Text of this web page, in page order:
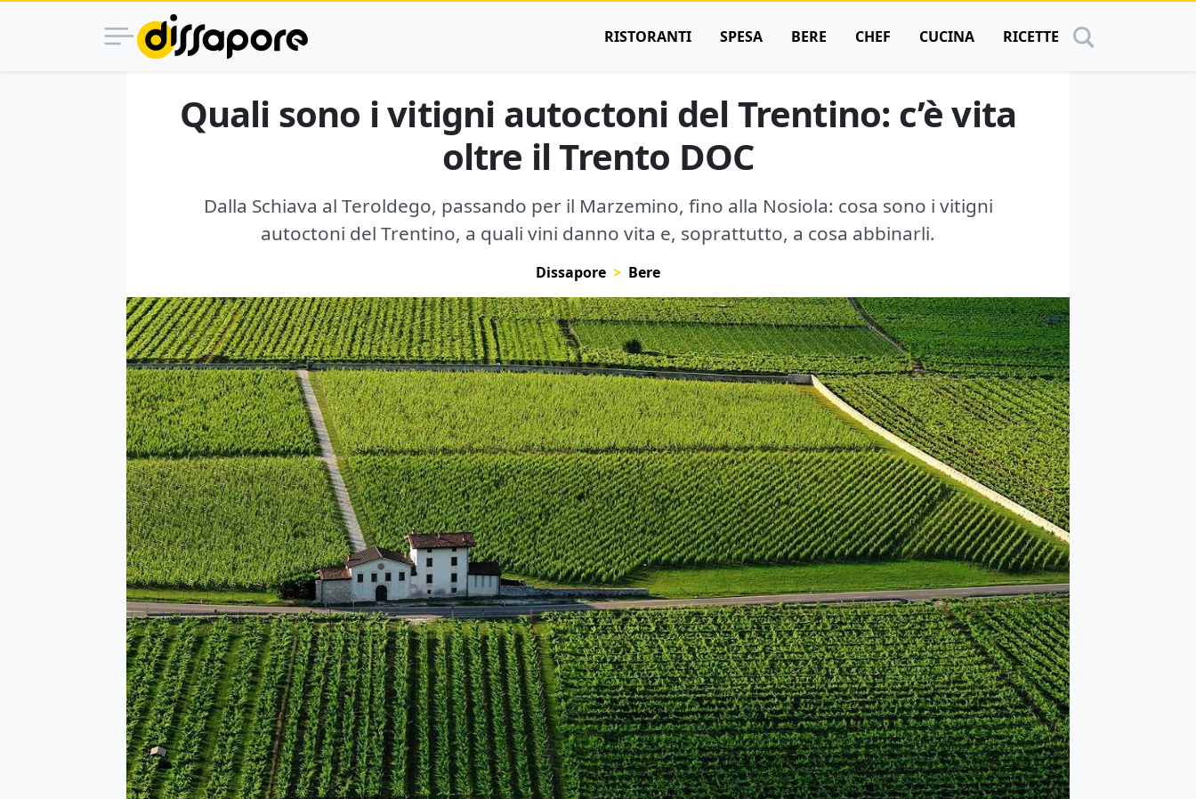
RISTORANTI SPESA BERE CHEF CUCINA RICETTE
Quali sono i vitigni autoctoni del Trentino: c’è vita
oltre il Trento DOC
Dalla Schiava al Teroldego, passando per il Marzemino, fino alla Nosiola: cosa sono i vitigni
autoctoni del Trentino, a quali vini danno vita e, soprattutto, a cosa abbinarli.
Dissapore Bere